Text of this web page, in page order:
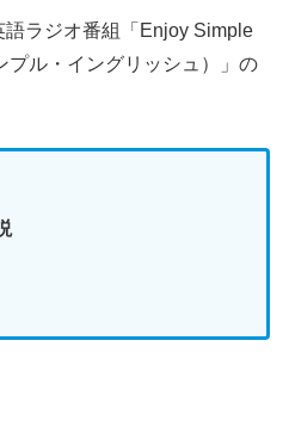
ラジオ番組「Enjoy Simple
プル・イングリッシュ）」の